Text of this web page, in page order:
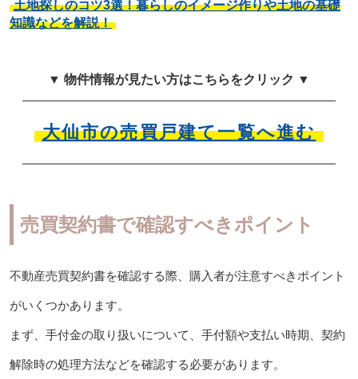
土地探しのコツ3選！暮らしのイメージ作りや土地の基礎
知識などを解説！
▼ 物件情報が見たい方はこちらをクリック ▼
大仙市の売買戸建て一覧へ進む
売買契約書で確認すべきポイント
不動産売買契約書を確認する際、購入者が注意すべきポイント
がいくつかあります。
まず、手付金の取り扱いについて、手付額や支払い時期、契約
解除時の処理方法などを確認する必要があります。